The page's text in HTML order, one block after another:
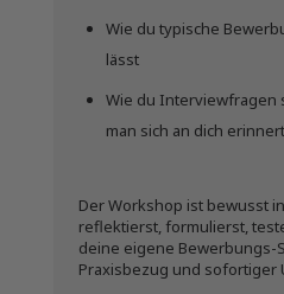
Wie du typische
lässt
Wie du Interviewfragen
man sich an dich erinnert
Der Workshop ist bewusst
reflektierst, formulierst,
deine eigene Bewerbungs-
Praxisbezug und sofortiger